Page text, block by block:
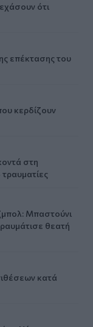
ότι
επέκτασης του
κερδίζουν
στη
Μπαστούνι
θεατή
κατά